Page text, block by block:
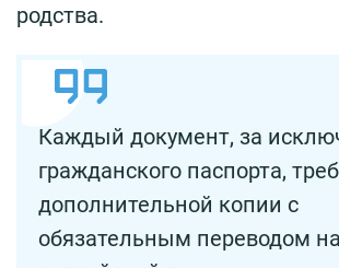
родства.
Каждый документ, за
гражданского паспорта,
дополнительной копии с
обязательным переводом на